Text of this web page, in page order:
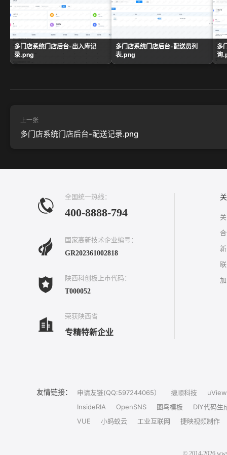
多门店系统门店后台-出入库记
录.png
多门店系统门店后台-配送员列
表.png
多
询
上一张
多门店系统门店后台-配送记录.png
全国统一热线：
400-8888-794
国家高新技术企业编号：
GR202361002818
陕西科创板上市代码：
T000052
荣获陕西省
专精特新企业
友情链接： 申请友链(QQ:597244065） 捷顺科技
uView
InsideRIA
OpenSNS 图鸟模板
DIY代码生
VUE
小蚂蚁云 工业互联网 捷映视频制作
© 2014-2026